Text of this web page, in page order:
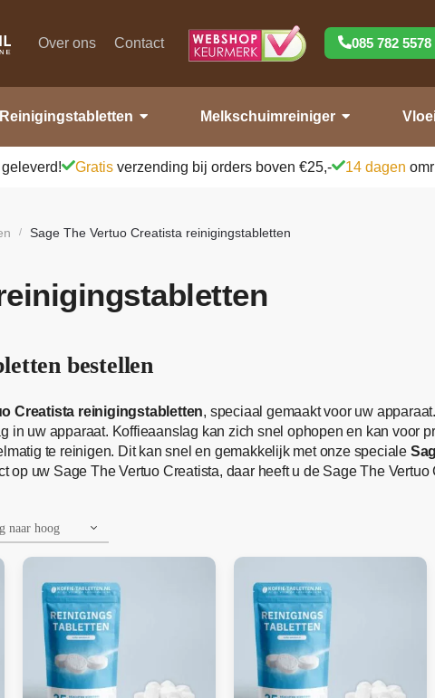
Over ons Contact 085 782 5578
Reinigingstabletten Melkschuimreiniger
geleverd! Gratis verzending bij orders boven €25,- 14 dagen
/ Sage The Vertuo Creatista reinigingstabletten
bestellen
Creatista reinigingstabletten, speciaal gemaakt voor uw
in uw apparaat. Koffieaanslag kan zich snel ophopen en kan voor
te reinigen. Dit kan snel en gemakkelijk met onze speciale
op uw Sage The Vertuo Creatista, daar heeft u de Sage The